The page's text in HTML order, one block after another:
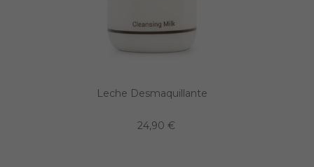
Leche Desmaquillante
24,90 €